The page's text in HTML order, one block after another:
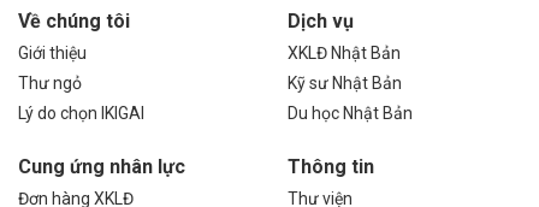
Về chúng tôi
Giới thiệu
Thư ngỏ
Lý do chọn IKIGAI
Dịch vụ
XKLĐ Nhật Bản
Kỹ sư Nhật Bản
Du học Nhật Bản
Cung ứng nhân lực
Đơn hàng XKLĐ
Thông tin
Thư viện